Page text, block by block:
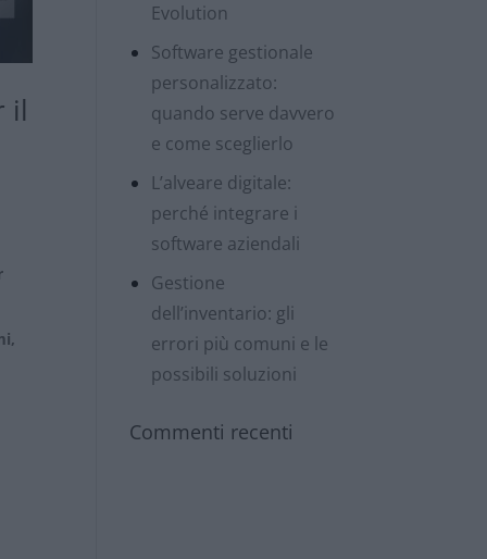
il
Evolution
Software gestionale
personalizzato:
quando serve davvero
e come sceglierlo
L’alveare digitale:
perché integrare i
software aziendali
Gestione
dell’inventario: gli
errori più comuni e le
possibili soluzioni
Commenti recenti